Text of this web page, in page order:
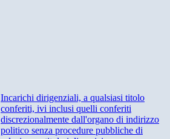
Incarichi dirigenziali, a qualsiasi titolo
conferiti, ivi inclusi quelli conferiti
discrezionalmente dall'organo di indirizzo
politico senza procedure pubbliche di